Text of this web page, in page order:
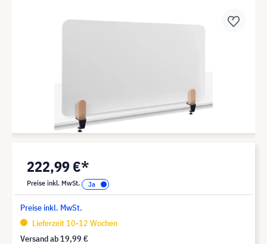
222,99 €*
Preise inkl. MwSt.
Preise inkl. MwSt.
Lieferzeit 10-12 Wochen
Versand ab 19,99 €